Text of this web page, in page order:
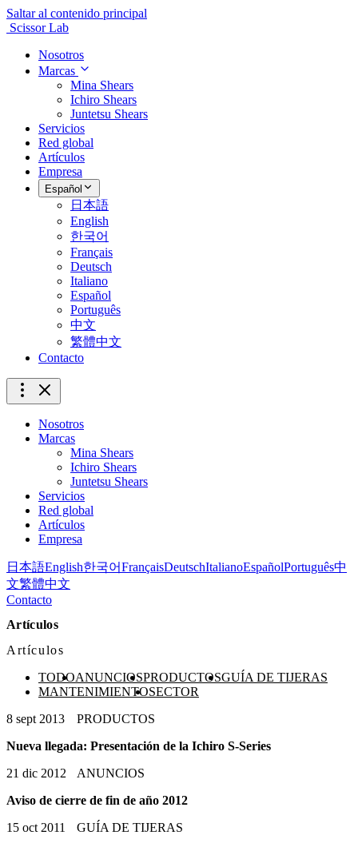
Saltar al contenido principal
Scissor Lab
Nosotros
Marcas
Mina Shears
Ichiro Shears
Juntetsu Shears
Servicios
Red global
Artículos
Empresa
Español
日本語
English
한국어
Français
Deutsch
Italiano
Español
Português
中文
繁體中文
Contacto
Nosotros
Marcas
Mina Shears
Ichiro Shears
Juntetsu Shears
Servicios
Red global
Artículos
Empresa
日本語English한국어FrançaisDeutschItalianoEspañolPortuguês中
文繁體中文
Contacto
Artículos
Artículos
TODOANUNCIOSPRODUCTOSGUÍA DE TIJERAS
MANTENIMIENTOSECTOR
8 sept 2013
PRODUCTOS
Nueva llegada: Presentación de la Ichiro S-Series
21 dic 2012
ANUNCIOS
Aviso de cierre de fin de año 2012
15 oct 2011
GUÍA DE TIJERAS